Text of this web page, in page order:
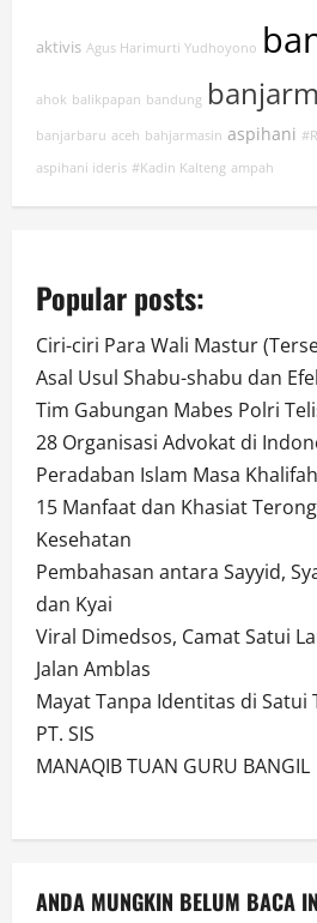
aktivis Agus Harimurti Yudhoyono
ahok balikpapan bandung
banjarbaru aceh bahjarmasin aspihani
aspihani ideris #Kadin Kalteng ampah
Popular posts:
Ciri-ciri Para Wali Mastur
Asal Usul Shabu-shabu dan
Tim Gabungan Mabes Polri
28 Organisasi Advokat di
Peradaban Islam Masa
15 Manfaat dan Khasiat
Kesehatan
Pembahasan antara Sayyid,
dan Kyai
Viral Dimedsos, Camat Satui
Jalan Amblas
Mayat Tanpa Identitas di Satui
PT. SIS
MANAQIB TUAN GURU BANGIL
ANDA MUNGKIN BELUM BACA